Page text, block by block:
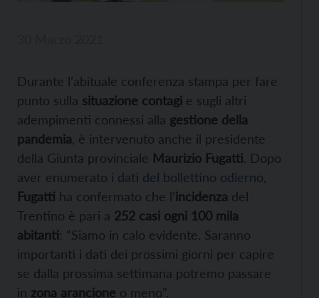
Durante l’abituale conferenza stampa per fare
punto sulla situazione contagi e sugli altri
adempimenti connessi alla gestione della
pandemia, è intervenuto anche il presidente
della Giunta provinciale Maurizio Fugatti. Dopo
aver enumerato i dati del bollettino odierno,
Fugatti ha confermato che l’incidenza del
Trentino è pari a 252 casi ogni 100 mila
abitanti: “Siamo in calo evidente. Saranno
importanti i dati dei prossimi giorni per capire
se dalla prossima settimana potremo passare
in zona arancione o meno”.